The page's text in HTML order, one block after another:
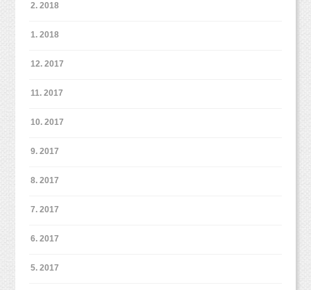
2. 2018
1. 2018
12. 2017
11. 2017
10. 2017
9. 2017
8. 2017
7. 2017
6. 2017
5. 2017